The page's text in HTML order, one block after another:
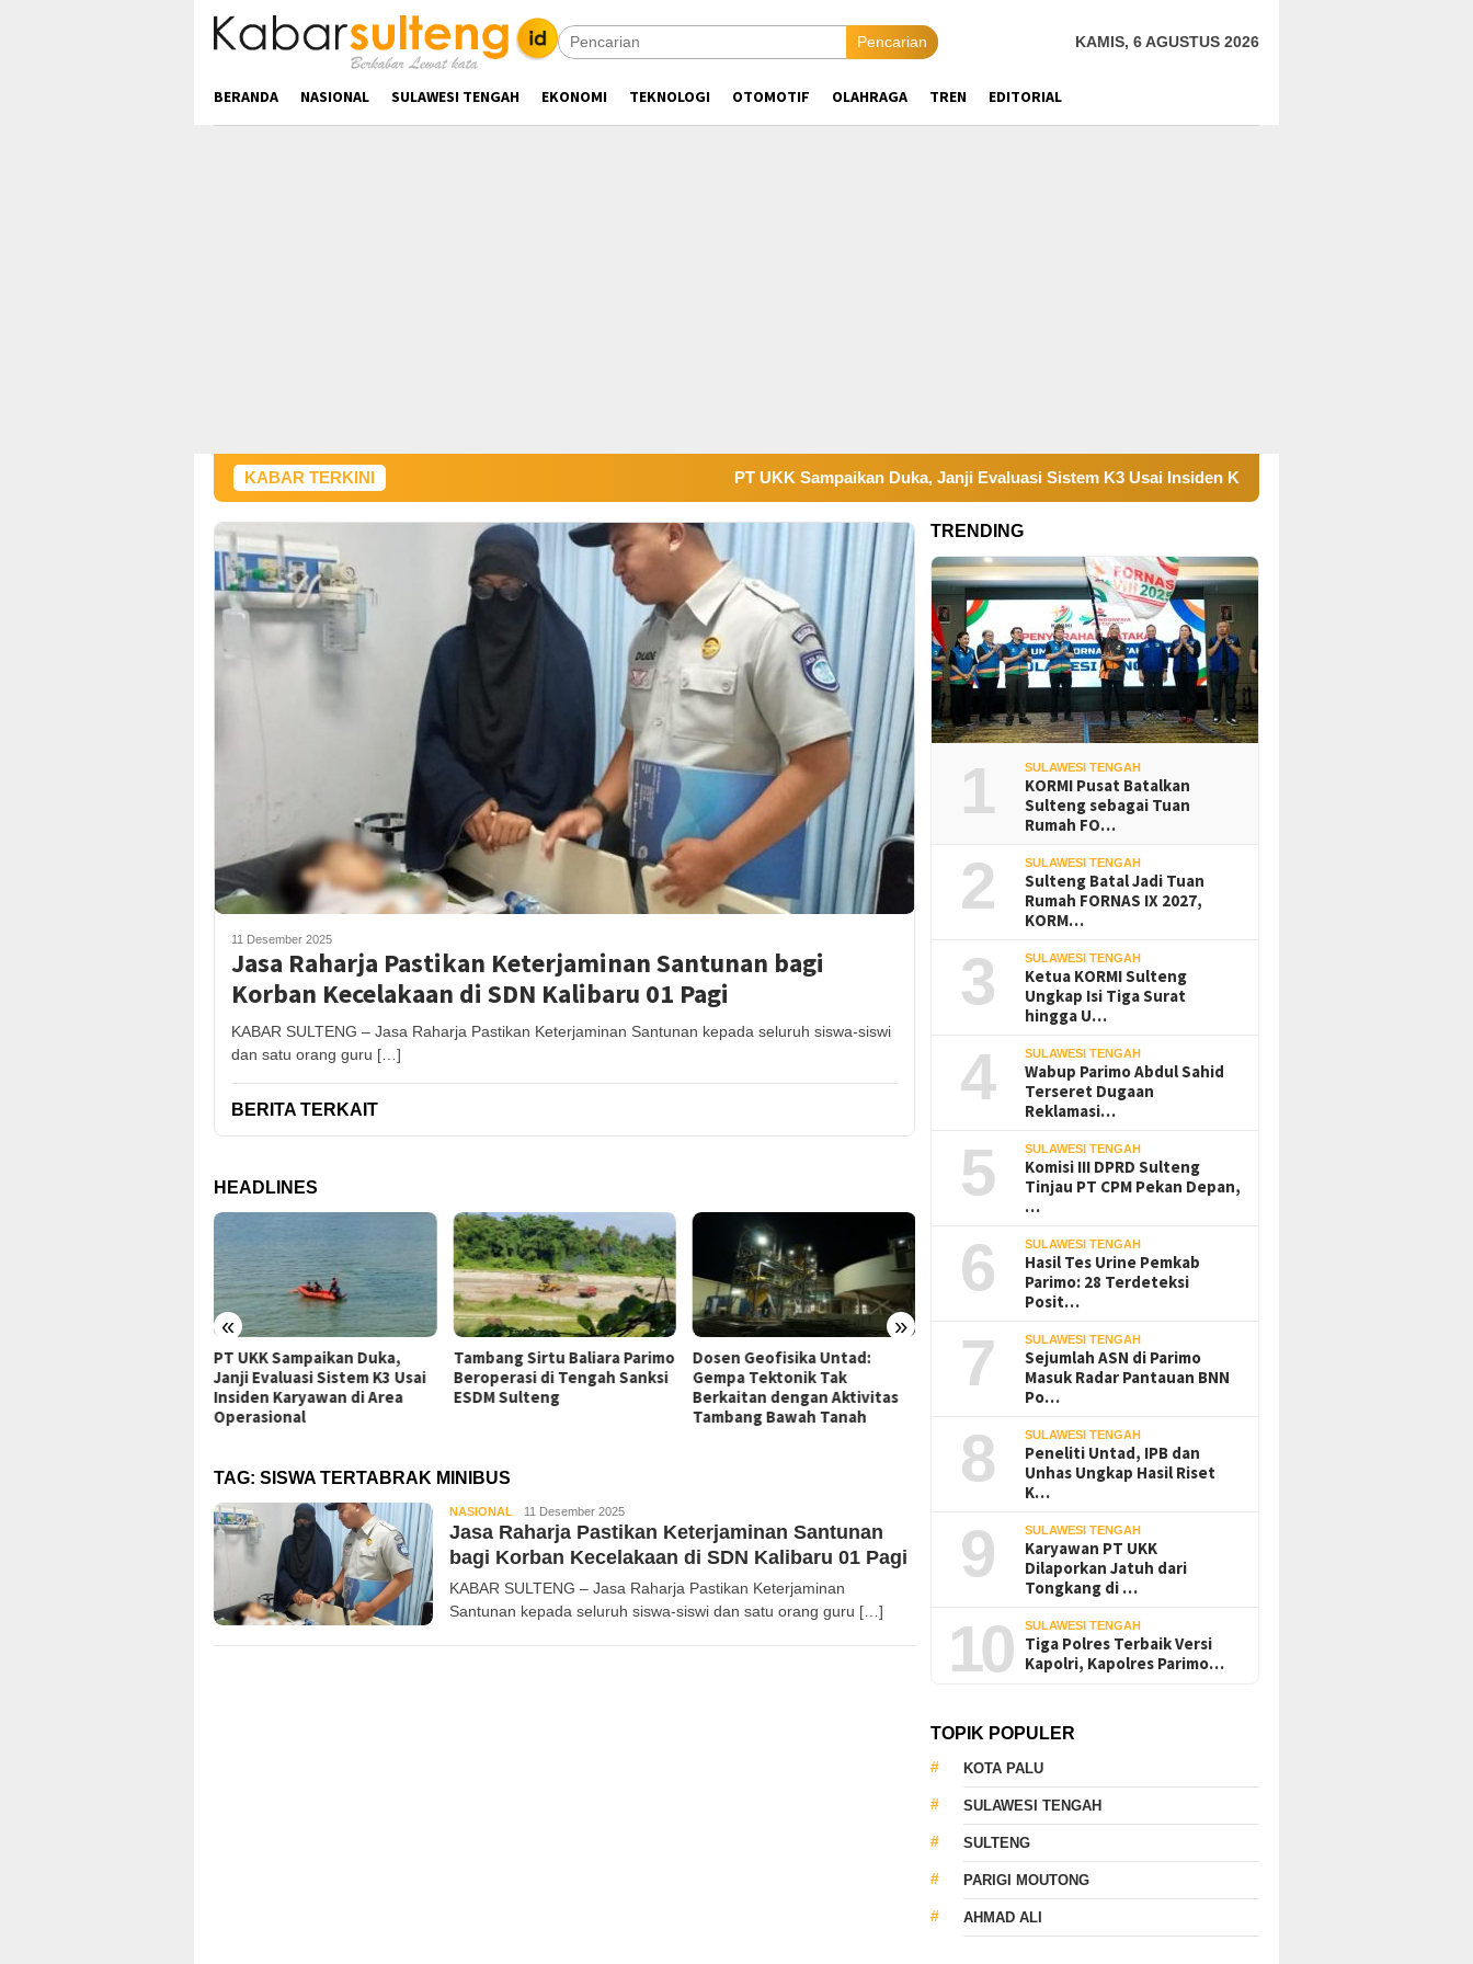
Pencarian KAMIS, 6 AGUSTUS 2026
BERANDA NASIONAL SULAWESI TENGAH EKONOMI TEKNOLOGI OTOMOTIF OLAHRAGA TREN EDITORIAL
KABAR TERKINI PT UKK Sampaikan Duka, Janji Evaluasi Sistem K3 Usai Insiden Karyawan di Area Operasional
11 Desember 2025
Jasa Raharja Pastikan Keterjaminan Santunan bagi
Korban Kecelakaan di SDN Kalibaru 01 Pagi
KABAR SULTENG – Jasa Raharja Pastikan Keterjaminan Santunan kepada seluruh siswa-siswi
dan satu orang guru […]
BERITA TERKAIT
HEADLINES
« »
Janji Evaluasi Sistem K3 Usai
Tambang Sirtu Baliara Parimo
Beroperasi di Tengah Sanksi
ESDM Sulteng
Dosen Geofisika Untad:
Gempa Tektonik Tak
Berkaitan dengan Aktivitas
JATAM Gugat Gubernur
Sulteng Terkait Dugaan
Pembiaran Tailing B3 PT QMB
Morowali ke PTUN Palu
BNN Poso Serahkan Tiga
Pelajar Positif Narkotika ke
Pemda Parimo
Janji Evaluasi Sistem K3 Usai
TAG: SISWA TERTABRAK MINIBUS
NASIONAL Kabar
Sulteng
11 Desember 2025
Jasa Raharja Pastikan Keterjaminan Santunan
bagi Korban Kecelakaan di SDN Kalibaru 01 Pagi
KABAR SULTENG – Jasa Raharja Pastikan Keterjaminan
Santunan kepada seluruh siswa-siswi dan satu orang guru […]
TRENDING
1 SULAWESI TENGAH
KORMI Pusat Batalkan
Sulteng sebagai Tuan
Rumah FO…
2 SULAWESI TENGAH
Sulteng Batal Jadi Tuan
Rumah FORNAS IX 2027,
KORM…
3 SULAWESI TENGAH
Ketua KORMI Sulteng
Ungkap Isi Tiga Surat
hingga U…
4 SULAWESI TENGAH
Wabup Parimo Abdul Sahid
Terseret Dugaan
Reklamasi…
5 SULAWESI TENGAH
Komisi III DPRD Sulteng
Tinjau PT CPM Pekan Depan,
…
6 SULAWESI TENGAH
Hasil Tes Urine Pemkab
Parimo: 28 Terdeteksi
Posit…
7 SULAWESI TENGAH
Sejumlah ASN di Parimo
Masuk Radar Pantauan BNN
Po…
8 SULAWESI TENGAH
Peneliti Untad, IPB dan
Unhas Ungkap Hasil Riset
K…
9 SULAWESI TENGAH
Karyawan PT UKK
Dilaporkan Jatuh dari
Tongkang di …
10 SULAWESI TENGAH
Tiga Polres Terbaik Versi
Kapolri, Kapolres Parimo…
TOPIK POPULER
KOTA PALU
SULAWESI TENGAH
SULTENG
PARIGI MOUTONG
AHMAD ALI